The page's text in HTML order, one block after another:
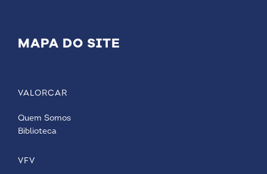
MAPA DO SITE
VALORCAR
Quem Somos
Biblioteca
VFV